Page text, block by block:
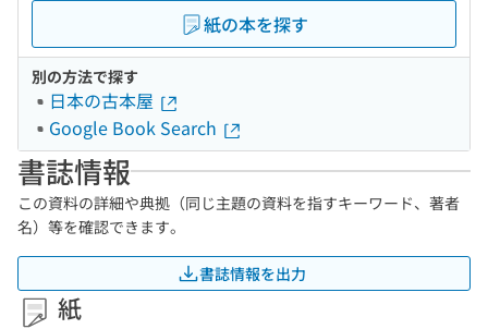
紙の本を探す
別の方法で探す
日本の古本屋
Google Book Search
書誌情報
この資料の詳細や典拠（同じ主題の資料を指すキーワード、著者
名）等を確認できます。
書誌情報を出力
紙